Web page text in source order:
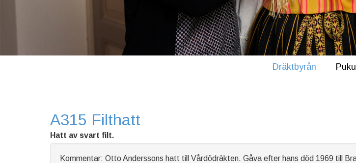
Dräktbyrån
A315 Filthatt
Hatt av svart filt.
Kommentar: Otto Anderssons hatt till Vårdödräkten. Gåva efter hans död 1969 till